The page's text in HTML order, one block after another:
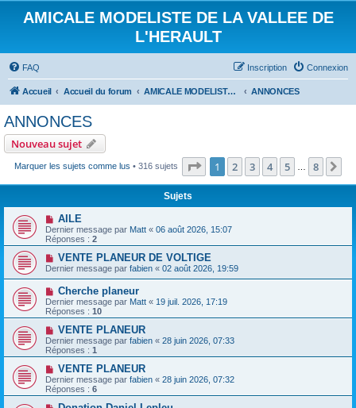
AMICALE MODELISTE DE LA VALLEE DE
L'HERAULT
FAQ Connexion
Inscription
Accueil Accueil du forum AMICALE MODELISTE DE LA VALLEE DE L'HERAULT ANNONCES
ANNONCES
Nouveau sujet
Marquer les sujets comme lus • 316 sujets Page 1sur8
1 2 3 4 5 8
Sujets
AILE
Dernier message par Matt « 06 août 2026, 15:07
Réponses : 2
VENTE PLANEUR DE VOLTIGE
Dernier message par fabien « 02 août 2026, 19:59
Cherche planeur
Dernier message par Matt « 19 juil. 2026, 17:19
Réponses : 10
VENTE PLANEUR
Dernier message par fabien « 28 juin 2026, 07:33
Réponses : 1
VENTE PLANEUR
Dernier message par fabien « 28 juin 2026, 07:32
Réponses : 6